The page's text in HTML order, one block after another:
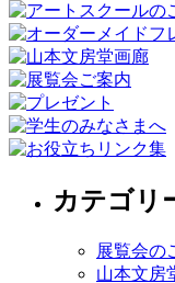
カテゴリ
展覧会の
山本文房